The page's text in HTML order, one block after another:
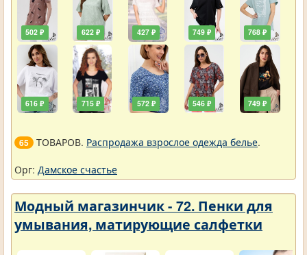
502 ₽
616 ₽
622 ₽
715 ₽
427 ₽
572 ₽
749 ₽
546 ₽
768 ₽
749 ₽
65 ТОВАРОВ. Распродажа взрослое одежда белье.
Орг: Дамское счастье
Модный магазинчик - 72. Пенки для
умывания, матирующие салфетки